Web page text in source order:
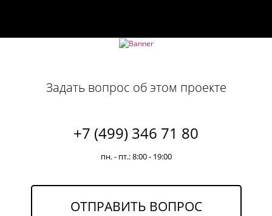
Задать вопрос об этом проекте
+7 (499) 346 71 80
пн. - пт.: 8:00 - 19:00
ОТПРАВИТЬ ВОПРОС